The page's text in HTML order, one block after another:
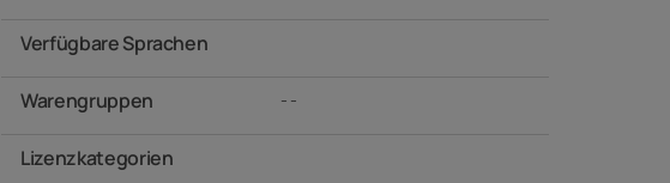
Verfügbare Sprachen
Warengruppen - -
Lizenzkategorien